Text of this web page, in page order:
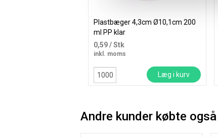
Plastbæger 4,3cm Ø10,1cm 200
ml PP klar
0,59/ Stk
inkl. moms
Læg i kurv
Andre kunder købte også